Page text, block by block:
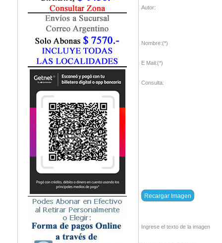
Autor:
Nombre:(*)
E Mail:(*)
Consulta:
Ingrese el texto de la imagen